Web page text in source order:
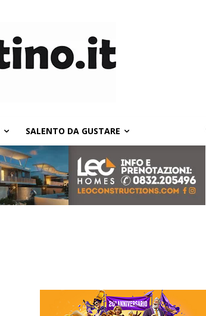
SALENTO DA GUSTARE